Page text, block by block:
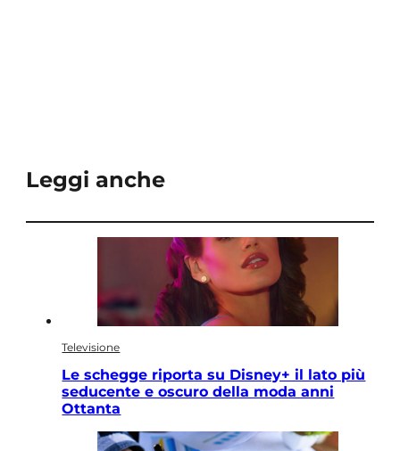
Leggi anche
Televisione
Le schegge riporta su Disney+ il lato più
seducente e oscuro della moda anni
Ottanta